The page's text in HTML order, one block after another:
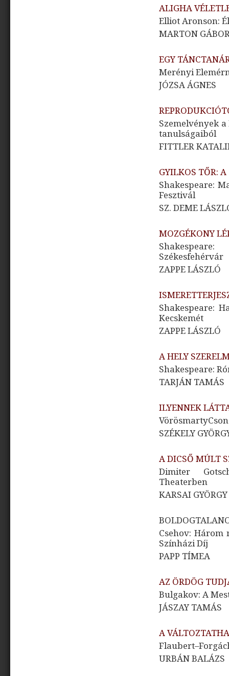
ALIGHA
Elliot Aronson:
MARTON
EGY
Merényi
JÓZSA ÁGNES
Szemelvények
tanulságaiból
FITTLER
GYILKOS TŐR:
Shakespeare:
Fesztivál
SZ. DEME
MOZGÉKONY
Székesfehérvár
ZAPPE LÁSZLÓ
Shakespeare:
Kecskemét
ZAPPE LÁSZLÓ
A HELY
Shakespeare:
TARJÁN TAMÁS
ILYENNEK
SZÉKELY
A DICSŐ MÚLT
Dimiter
Theaterben
KARSAI GYÖRGY
Csehov:
Színházi Díj
PAPP TÍMEA
AZ ÖRDÖG
Bulgakov: A
JÁSZAY TAMÁS
A
URBÁN BALÁZS